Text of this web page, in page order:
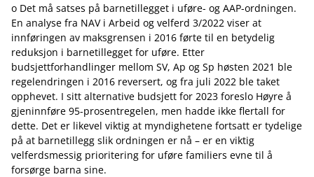
o Det må satses på barnetillegget i uføre- og AAP-ordningen.
En analyse fra NAV i Arbeid og velferd 3/2022 viser at
innføringen av maksgrensen i 2016 førte til en betydelig
reduksjon i barnetillegget for uføre. Etter
budsjettforhandlinger mellom SV, Ap og Sp høsten 2021 ble
regelendringen i 2016 reversert, og fra juli 2022 ble taket
opphevet. I sitt alternative budsjett for 2023 foreslo Høyre å
gjeninnføre 95-prosentregelen, men hadde ikke flertall for
dette. Det er likevel viktig at myndighetene fortsatt er tydelige
på at barnetillegg slik ordningen er nå – er en viktig
velferdsmessig prioritering for uføre familiers evne til å
forsørge barna sine.